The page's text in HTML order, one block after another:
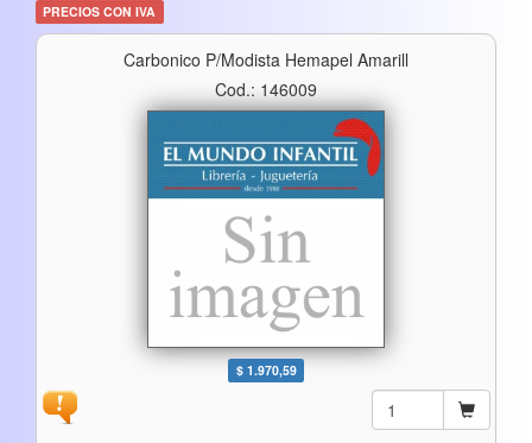
PRECIOS CON IVA
Carbonico P/modista Hemapel Amarill
Cod.: 146009
$ 1.970,59